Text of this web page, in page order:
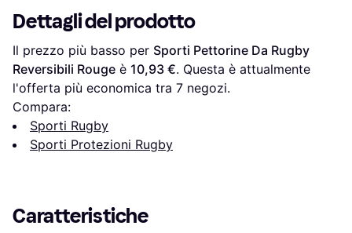
Dettagli del prodotto
Il prezzo più basso per Sporti Pettorine Da Rugby
Reversibili Rouge è 10,93 €. Questa è attualmente
l'offerta più economica tra 7 negozi.
Compara:
Sporti Rugby
Sporti Protezioni Rugby
Caratteristiche